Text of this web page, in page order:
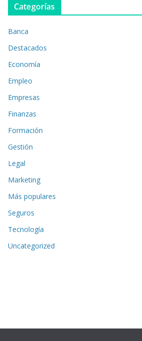
Categorías
Banca
Destacados
Economía
Empleo
Empresas
Finanzas
Formación
Gestión
Legal
Marketing
Más populares
Seguros
Tecnología
Uncategorized